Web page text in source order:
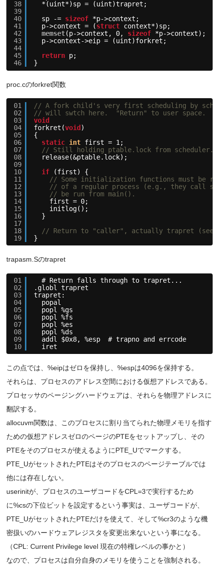
38
39
40
41
42
43
44
45
46
*(uint*)sp = (uint)trapret;
sp -= sizeof *p->context;
p->context = (struct context*)sp;
memset(p->context, 0, sizeof *p->context);
p->context->eip = (uint)forkret;
return p;
}
proc.cのforkret関数
01
02
03
04
05
06
07
08
09
10
11
12
13
14
15
16
17
18
19
// A fork child's very first scheduling by
// will swtch here.  "Return" to user space.
void
forkret(void )
{
static int first = 1;
// Still holding ptable.lock from scheduler.
release(&ptable.lock);
if
(first) {
// Some initialization functions must be
// of a regular process (e.g., they call
// be run from main().
first = 0;
initlog();
}
// Return to "caller", actually trapret (see
}
trapasm.Sのtrapret
01
02
03
04
05
06
07
08
09
10
# Return falls through to trapret...
.globl trapret
trapret:
popal
popl %gs
popl %fs
popl %es
popl %ds
addl $0x8, %esp  # trapno and errcode
iret
この点では、%eipはゼロを保持し、%espは4096を保持する。
それらは、プロセスのアドレス空間における仮想アドレスである。
プロセッサのページングハードウェアは、それらを物理アドレスに
翻訳する。
allocuvm関数は、このプロセスに割り当てられた物理メモリを指す
ための仮想アドレスゼロのページのPTEをセットアップし、その
PTEをそのプロセスが使えるようにPTE_Uでマークする。
PTE_UがセットされたPTEはそのプロセスのページテーブルでは
他には存在しない。
userinitが、プロセスのユーザコードをCPL=3で実行するため
に%csの下位ビットを設定するという事実は、ユーザコードが、
PTE_UがセットされたPTEだけを使えて、そして%cr3のような機
密扱いのハードウェアレジスタを変更出来ないという事になる。
（CPL: Current Privilege level 現在の特権レベルの事かと）
なので、プロセスは自分自身のメモリを使うことを強制される。